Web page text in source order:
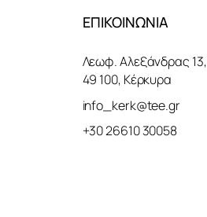
ΕΠΙΚΟΙΝΩΝΙΑ
Λεωφ. Αλεξάνδρας 13,
49 100, Κέρκυρα
info_kerk@tee.gr
+30 26610 30058